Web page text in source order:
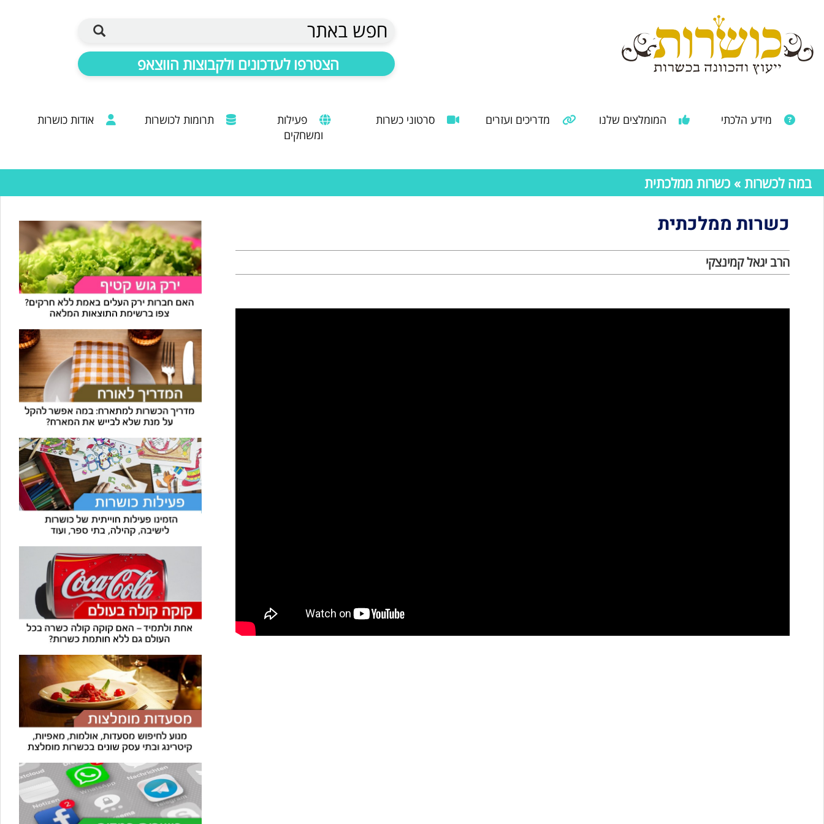
חפש באתר
הצטרפו לעדכונים ולקבוצות הווצאפ
מידע הלכתי המומלצים שלנו מדריכים ועזרים סרטוני כשרות
פעילות
ומשחקים
תרומות לכושרות אודות כושרות
במה לכשרות » כשרות ממלכתית
כשרות ממלכתית
הרב יגאל קמינצקי
עוזר הכשרות של כושרות
🪲 בדיקת חרקים
חרקים בפירות, ירקות וקטניות